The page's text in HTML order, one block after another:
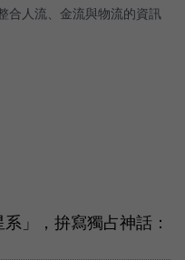
合人流、金流與物流的資訊
」，拚寫獨占神話：